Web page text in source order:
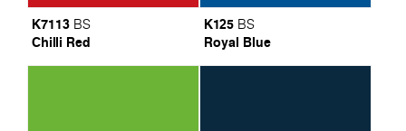
K7113 BS
Chilli Red
K125 BS
Royal Blue